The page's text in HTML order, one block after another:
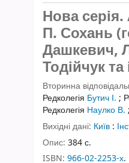
Нова серія.
П. Сохань
Дашкевич,
Тодійчук та
Вторинна
Редколегія Бутич І. ;
Редколегія Наулко В. ;
Вихідні дані: Київ :
Опис: 384 с.
ISBN: 966-02-2253-х.